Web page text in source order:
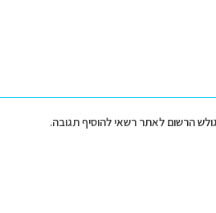
הרשום לאתר רשאי להוסיף תגובה.